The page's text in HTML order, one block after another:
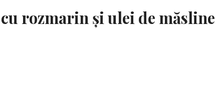
rozmarin și ulei de măsline